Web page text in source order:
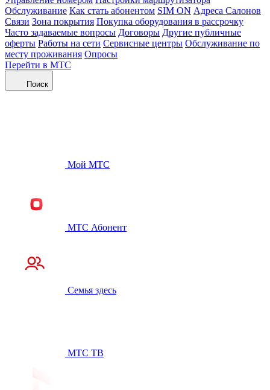
Обслуживание Как стать абонентом SIM ON Адреса Салонов
Связи Зона покрытия Покупка оборудования в рассрочку
Часто задаваемые вопросы Договоры Другие публичные
оферты Работы на сети Сервисные центры Обслуживание по
месту проживания Опросы
Перейти в МТС
Поиск
Мой МТС
МТС Абонент
Семья здесь
МТС ТВ